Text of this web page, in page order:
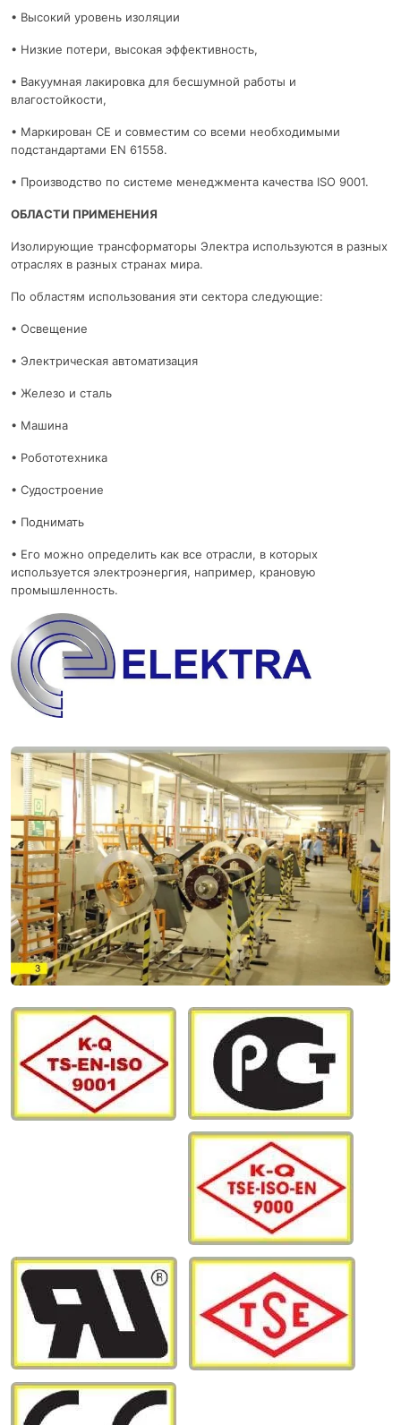
• Высокий уровень изоляции
• Низкие потери, высокая эффективность,
• Вакуумная лакировка для бесшумной работы и
влагостойкости,
• Маркирован CE и совместим со всеми необходимыми
подстандартами EN 61558.
• Производство по системе менеджмента качества ISO 9001.
ОБЛАСТИ ПРИМЕНЕНИЯ
Изолирующие трансформаторы Электра используются в разных
отраслях в разных странах мира.
По областям использования эти сектора следующие:
• Освещение
• Электрическая автоматизация
• Железо и сталь
• Машина
• Робототехника
• Судостроение
• Поднимать
• Его можно определить как все отрасли, в которых
используется электроэнергия, например, крановую
промышленность.